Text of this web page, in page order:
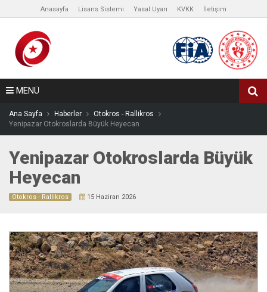
Anasayfa Lisans Sistemi Yasal Uyarı KVKK İletişim
MENÜ
Ana Sayfa Haberler
Otokros - Rallikros
Yenipazar Otokroslarda Büyük Heyecan
Yenipazar Otokroslarda Büyük
Heyecan
Otokros - Rallikros 15 Haziran 2026